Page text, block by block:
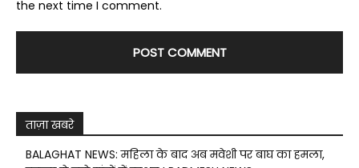
the next time I comment.
ताज़ा खबरे
BALAGHAT NEWS: महिला के बाद अब मवेशी पर बाघ का हमला,